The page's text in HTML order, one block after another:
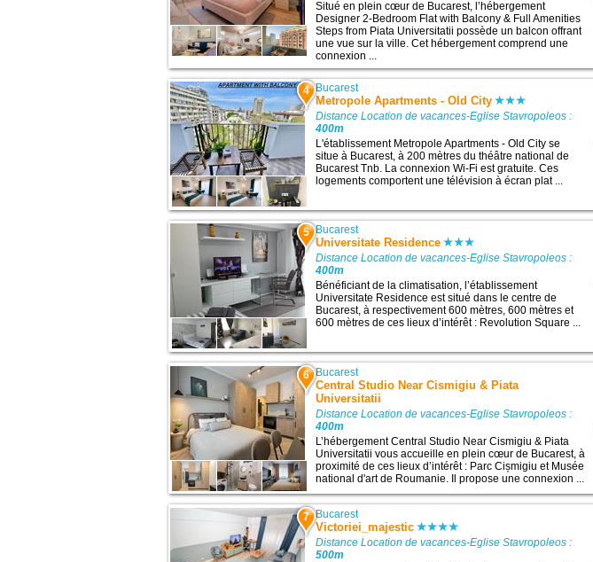
Situé en plein cœur de Bucarest, l’hébergement
Designer 2-Bedroom Flat with Balcony & Full Amenities
Steps from Piata Universitatii possède un balcon offrant
une vue sur la ville. Cet hébergement comprend une
connexion ...
4 Bucarest
Metropole Apartments - Old City
Distance Location de vacances-Eglise Stavropoleos :
400m
L'établissement Metropole Apartments - Old City se
situe à Bucarest, à 200 mètres du théâtre national de
Bucarest Tnb. La connexion Wi-Fi est gratuite. Ces
logements comportent une télévision à écran plat ...
5 Bucarest
Universitate Residence
Distance Location de vacances-Eglise Stavropoleos :
400m
Bénéficiant de la climatisation, l’établissement
Universitate Residence est situé dans le centre de
Bucarest, à respectivement 600 mètres, 600 mètres et
600 mètres de ces lieux d’intérêt : Revolution Square ...
6 Bucarest
Central Studio Near Cismigiu & Piata
Universitatii
Distance Location de vacances-Eglise Stavropoleos :
400m
L’hébergement Central Studio Near Cismigiu & Piata
Universitatii vous accueille en plein cœur de Bucarest, à
proximité de ces lieux d’intérêt : Parc Cișmigiu et Musée
national d'art de Roumanie. Il propose une connexion ...
7 Bucarest
Victoriei_majestic
Distance Location de vacances-Eglise Stavropoleos :
500m